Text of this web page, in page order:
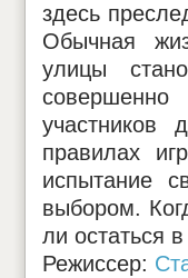
здесь
Обычная
улицы
участников
правилах
испытание
выбором.
ли остаться
Режиссер: